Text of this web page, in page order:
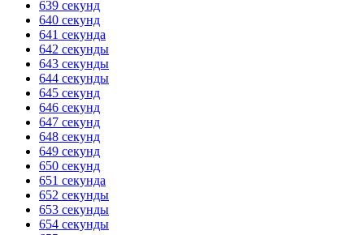
639 секунд
640 секунд
641 секунда
642 секунды
643 секунды
644 секунды
645 секунд
646 секунд
647 секунд
648 секунд
649 секунд
650 секунд
651 секунда
652 секунды
653 секунды
654 секунды